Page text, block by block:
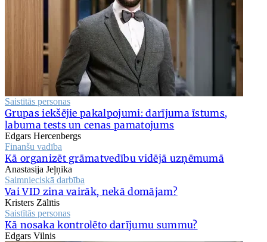
Saistītās personas
Grupas iekšējie pakalpojumi: darījuma īstums,
labuma tests un cenas pamatojums
Edgars Hercenbergs
Finanšu vadība
Kā organizēt grāmatvedību vidējā uzņēmumā
Anastasija Jeļņika
Saimnieciskā darbība
Vai VID zina vairāk, nekā domājam?
Kristers Zālītis
Saistītās personas
Kā nosaka kontrolēto darījumu summu?
Edgars Vilnis